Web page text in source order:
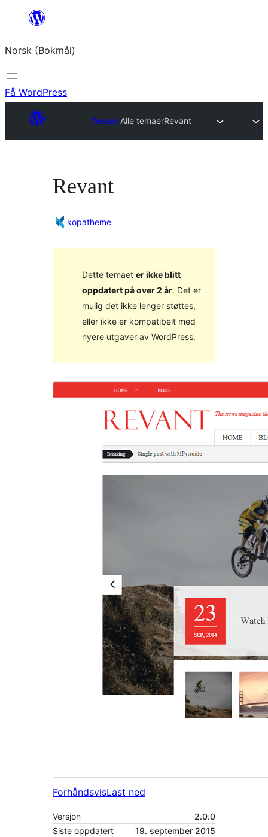
Hopp
innhold
Norsk (Bokmål)
Få WordPress
TemaerAlle temaerRevant
Revant
kopatheme
Dette temaet er ikke blitt
oppdatert på over 2 år. Det er
mulig det ikke lenger støttes,
eller ikke er kompatibelt med
nyere utgaver av WordPress.
ForhåndsvisLast ned
Versjon
2.0.0
Siste oppdatert
19. september 2015